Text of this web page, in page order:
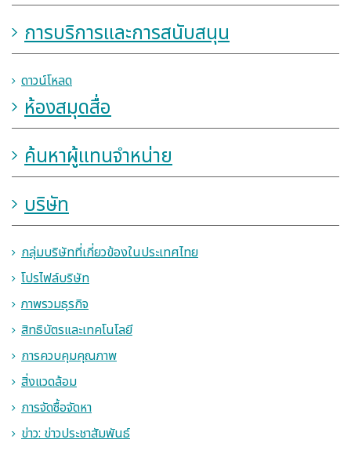
การบริการและการสนับสนุน
ดาวน์โหลด
ห้องสมุดสื่อ
ค้นหาผู้แทนจำหน่าย
บริษัท
กลุ่มบริษัทที่เกี่ยวข้องในประเทศไทย
โปรไฟล์บริษัท
ภาพรวมธุรกิจ
สิทธิบัตรและเทคโนโลยี
การควบคุมคุณภาพ
สิ่งแวดล้อม
การจัดซื้อจัดหา
ข่าว: ข่าวประชาสัมพันธ์